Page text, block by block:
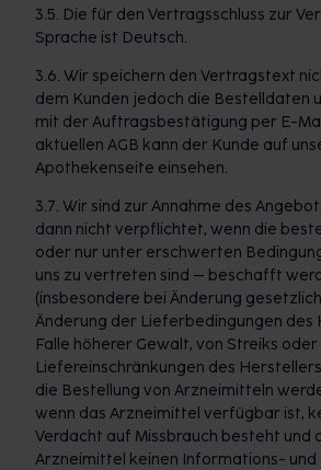
3.5. Die für den Vertragsschluss zur
Sprache ist Deutsch.
3.6. Wir speichern den Vertragstext
dem Kunden jedoch die Bestelldaten
mit der Auftragsbestätigung per E-
aktuellen AGB kann der Kunde auf
Apothekenseite einsehen.
3.7. Wir sind zur Annahme des
dann nicht verpflichtet, wenn die
oder nur unter erschwerten
uns zu vertreten sind – beschafft
(insbesondere bei Änderung
Änderung der Lieferbedingungen des
Falle höherer Gewalt, von Streiks oder
Liefereinschränkungen des
die Bestellung von Arzneimitteln
wenn das Arzneimittel verfügbar ist,
Verdacht auf Missbrauch besteht und
Arzneimittel keinen Informations-